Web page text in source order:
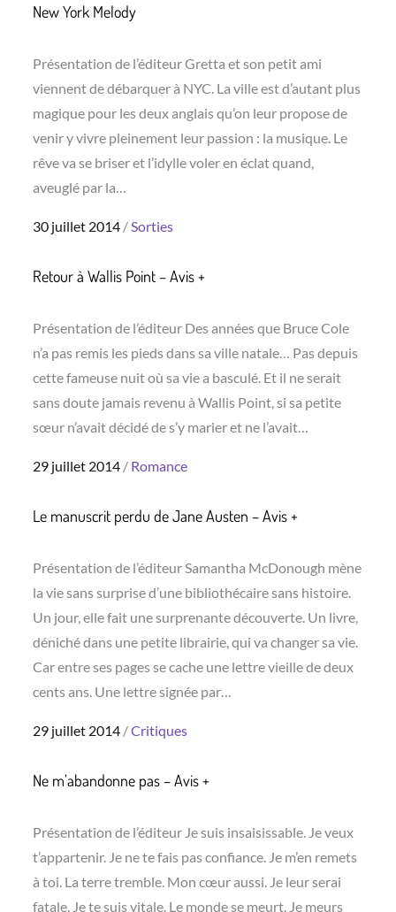
New York Melody
Présentation de l’éditeur Gretta et son petit ami
viennent de débarquer à NYC. La ville est d’autant plus
magique pour les deux anglais qu’on leur propose de
venir y vivre pleinement leur passion : la musique. Le
rêve va se briser et l’idylle voler en éclat quand,
aveuglé par la…
Posted
30 juillet 2014 Sorties
Retour à Wallis Point – Avis +
Présentation de l’éditeur Des années que Bruce Cole
n’a pas remis les pieds dans sa ville natale… Pas depuis
cette fameuse nuit où sa vie a basculé. Et il ne serait
sans doute jamais revenu à Wallis Point, si sa petite
sœur n’avait décidé de s’y marier et ne l’avait…
Posted
29 juillet 2014 Romance
Le manuscrit perdu de Jane Austen – Avis +
Présentation de l’éditeur Samantha McDonough mène
la vie sans surprise d’une bibliothécaire sans histoire.
Un jour, elle fait une surprenante découverte. Un livre,
déniché dans une petite librairie, qui va changer sa vie.
Car entre ses pages se cache une lettre vieille de deux
cents ans. Une lettre signée par…
Posted
29 juillet 2014 Critiques
Ne m’abandonne pas – Avis +
Présentation de l’éditeur Je suis insaisissable. Je veux
t’appartenir. Je ne te fais pas confiance. Je m’en remets
à toi. La terre tremble. Mon cœur aussi. Je leur serai
fatale. Je te suis vitale. Le monde se meurt. Je meurs